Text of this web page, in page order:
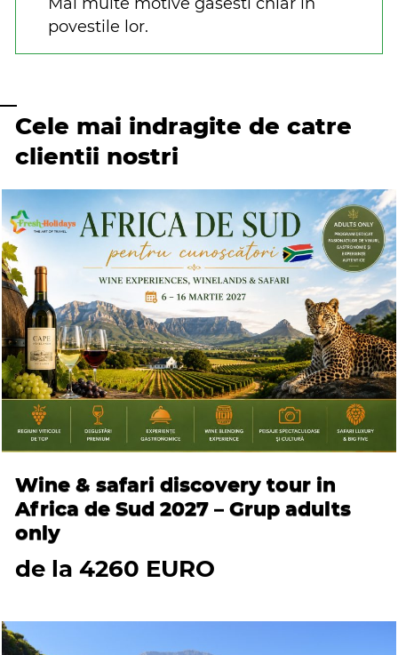
povestile lor.
Cele mai indragite de catre
clientii nostri
Wine & safari discovery tour in
Africa de Sud 2027 – Grup adults
only
de la 4260 EURO